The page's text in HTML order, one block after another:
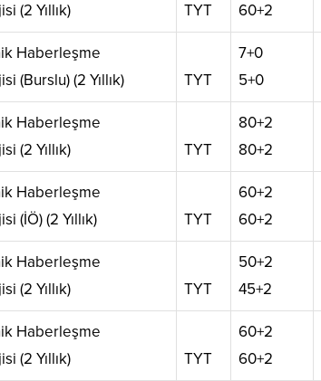
(2 Yıllık)
TYT
60+2
Haberleşme
(Burslu) (2 Yıllık)
TYT
7+0
5+0
Haberleşme
(2 Yıllık)
TYT
80+2
80+2
Haberleşme
(İÖ) (2 Yıllık)
TYT
60+2
60+2
Haberleşme
(2 Yıllık)
TYT
50+2
45+2
Haberleşme
(2 Yıllık)
TYT
60+2
60+2